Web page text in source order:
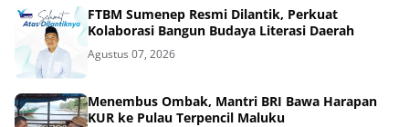
FTBM Sumenep Resmi Dilantik, Perkuat
Kolaborasi Bangun Budaya Literasi Daerah
Agustus 07, 2026
Menembus Ombak, Mantri BRI Bawa Harapan
KUR ke Pulau Terpencil Maluku